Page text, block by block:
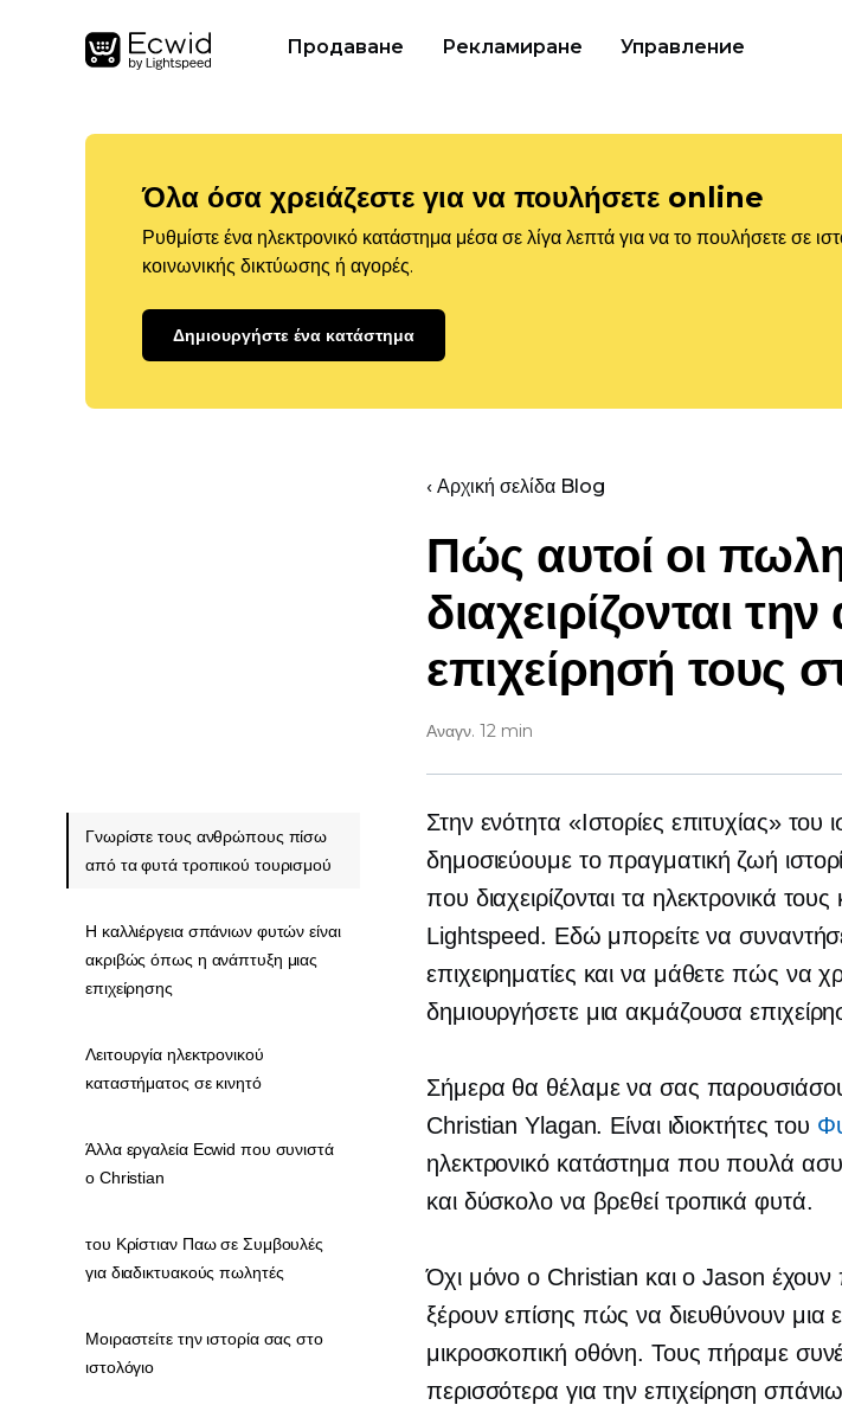
Продаване Рекламиране Управление
Όλα όσα χρειάζεστε για να πουλήσετε online
Ρυθμίστε ένα ηλεκτρονικό κατάστημα μέσα σε λίγα λεπτά για να το πουλήσετε σε
κοινωνικής δικτύωσης ή αγορές.
Δημιουργήστε ένα κατάστημα
‹ Αρχική σελίδα Blog
Πώς αυτοί οι
διαχειρίζονται
επιχείρησή τους
Αναγν. 12 min
Στην ενότητα «Ιστορίες επιτυχίας» του
δημοσιεύουμε τοπραγματική ζωή
που διαχειρίζονται τα ηλεκτρονικά
Lightspeed. Εδώ μπορείτε να
επιχειρηματίες και να μάθετε πώς να
δημιουργήσετε μια ακμάζουσα
Σήμερα θα θέλαμε να σας
Christian Ylagan. Είναι ιδιοκτήτες του
ηλεκτρονικό κατάστημα που πουλά
και δύσκολο να βρεθείτροπικά φυτά.
Όχι μόνο ο Christian και ο Jason έχουν
ξέρουν επίσης πώς να διευθύνουν μια
μικροσκοπική οθόνη. Τους πήραμε
περισσότερα για την επιχείρηση
Γνωρίστε τους ανθρώπους πίσω
από τα φυτά τροπικού τουρισμού
Η καλλιέργεια σπάνιων φυτών είναι
ακριβώς όπως η ανάπτυξη μιας
επιχείρησης
Λειτουργία ηλεκτρονικού
καταστήματος σε κινητό
Άλλα εργαλεία Ecwid που συνιστά
ο Christian
του Κρίστιαν Παω σε Συμβουλές
για διαδικτυακούς πωλητές
Μοιραστείτε την ιστορία σας στο
ιστολόγιο